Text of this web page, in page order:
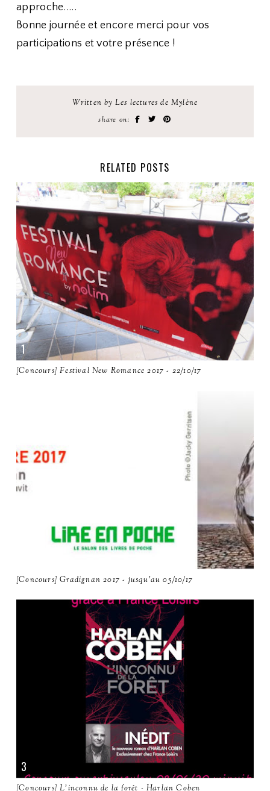
approche.....
Bonne journée et encore merci pour vos
participations et votre présence !
Written by Les lectures de Mylène
share on:
RELATED POSTS
[Concours] Festival New Romance 2017 - 22/10/17
[Concours] Gradignan 2017 - jusqu'au 05/10/17
[Concours] L'inconnu de la forêt - Harlan Coben